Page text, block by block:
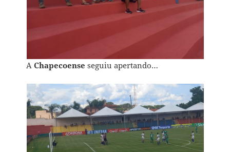
AChapecoense seguiu apertando…